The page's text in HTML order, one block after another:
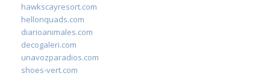
hawkscayresort.com
hellonquads.com
diarioanimales.com
decogaleri.com
unavozparadios.com
shoes-vert.com